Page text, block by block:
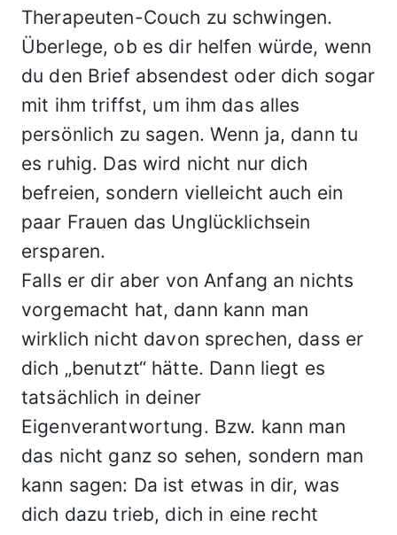
Therapeuten-Couch zu schwingen.
Überlege, ob es dir helfen würde, wenn
du den Brief absendest oder dich sogar
mit ihm triffst, um ihm das alles
persönlich zu sagen. Wenn ja, dann tu
es ruhig. Das wird nicht nur dich
befreien, sondern vielleicht auch ein
paar Frauen das Unglücklichsein
ersparen.
Falls er dir aber von Anfang an nichts
vorgemacht hat, dann kann man
wirklich nicht davon sprechen, dass er
dich „benutzt“ hätte. Dann liegt es
tatsächlich in deiner
Eigenverantwortung. Bzw. kann man
das nicht ganz so sehen, sondern man
kann sagen: Da ist etwas in dir, was
dich dazu trieb, dich in eine recht